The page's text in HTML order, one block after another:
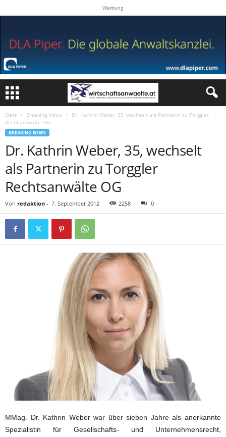
Werbung
Start Breaking News
Dr. Kathrin Weber, 35, wechselt als Partnerin zu Torggler
Rechtsanwälte OG
BREAKING NEWS
Dr. Kathrin Weber, 35, wechselt
als Partnerin zu Torggler
Rechtsanwälte OG
Von redaktion - 7. September 2012 2258 0
MMag. Dr. Kathrin Weber war über sieben Jahre als anerkannte
Spezialistin für Gesellschafts- und Unternehmensrecht,